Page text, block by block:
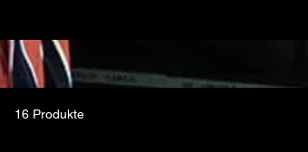
à divers genres musicaux. Istanbul : Si tu cherches des cymbales
les modèles Istanbul Agop ou Mehmet
2002 et Signature est souvent bien représentée,
offrant une clarté et une projection
16 Produkte